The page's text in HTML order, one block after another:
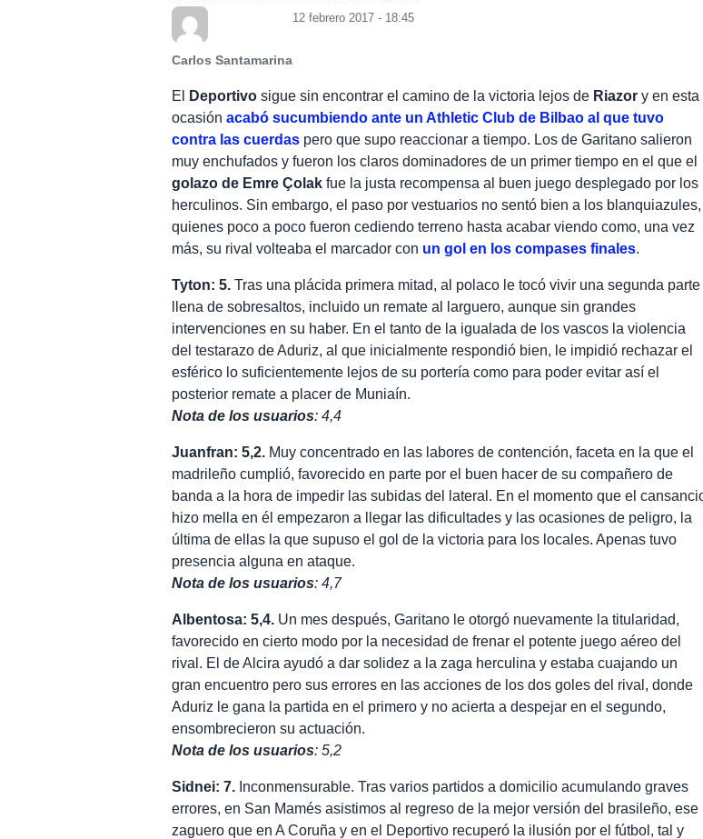
Carlos Santamarina
12 febrero 2017 - 18:45
El Deportivo sigue sin encontrar el camino de la victoria lejos de Riazor y en esta
ocasiónacabó sucumbiendo ante un Athletic Club de Bilbao al que tuvo
contra las cuerdas pero que supo reaccionar a tiempo. Los de Garitano salieron
muy enchufados y fueron los claros dominadores de un primer tiempo en el que el
golazo de Emre Çolak fue la justa recompensa al buen juego desplegado por los
herculinos. Sin embargo, el paso por vestuarios no sentó bien a los blanquiazules,
quienes poco a poco fueron cediendo terreno hasta acabar viendo como, una vez
más, su rival volteaba el marcador con un gol en los compases finales.
Tyton: 5. Tras una plácida primera mitad, al polaco le tocó vivir una segunda parte
llena de sobresaltos, incluido un remate al larguero, aunque sin grandes
intervenciones en su haber. En el tanto de la igualada de los vascos la violencia
del testarazo de Aduriz, al que inicialmente respondió bien, le impidió rechazar el
esférico lo suficientemente lejos de su portería como para poder evitar así el
posterior remate a placer de Muniaín.
Nota de los usuarios: 4,4
Juanfran: 5,2. Muy concentrado en las labores de contención, faceta en la que el
madrileño cumplió, favorecido en parte por el buen hacer de su compañero de
banda a la hora de impedir las subidas del lateral. En el momento que el
hizo mella en él empezaron a llegar las dificultades y las ocasiones de peligro, la
última de ellas la que supuso el gol de la victoria para los locales. Apenas tuvo
presencia alguna en ataque.
Nota de los usuarios: 4,7
Albentosa: 5,4. Un mes después, Garitano le otorgó nuevamente la titularidad,
favorecido en cierto modo por la necesidad de frenar el potente juego aéreo del
rival. El de Alcira ayudó a dar solidez a la zaga herculina y estaba cuajando un
gran encuentro pero sus errores en las acciones de los dos goles del rival, donde
Aduriz le gana la partida en el primero y no acierta a despejar en el segundo,
ensombrecieron su actuación.
Nota de los usuarios: 5,2
Sidnei: 7. Inconmensurable. Tras varios partidos a domicilio acumulando graves
errores, en San Mamés asistimos al regreso de la mejor versión del brasileño, ese
zaguero que en A Coruña y en el Deportivo recuperó la ilusión por el fútbol, tal y